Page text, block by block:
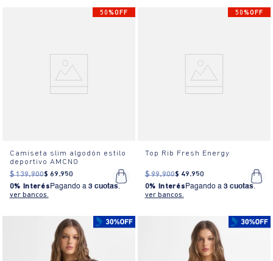
50%OFF
Camiseta slim algodón estilo
deportivo AMCNO
$ 139.900$ 69.950
0% Interés Pagando a 3 cuotas.
ver bancos.
50%OFF
Top Rib Fresh Energy
$ 99.900$ 49.950
0% Interés Pagando a 3 cuotas.
ver bancos.